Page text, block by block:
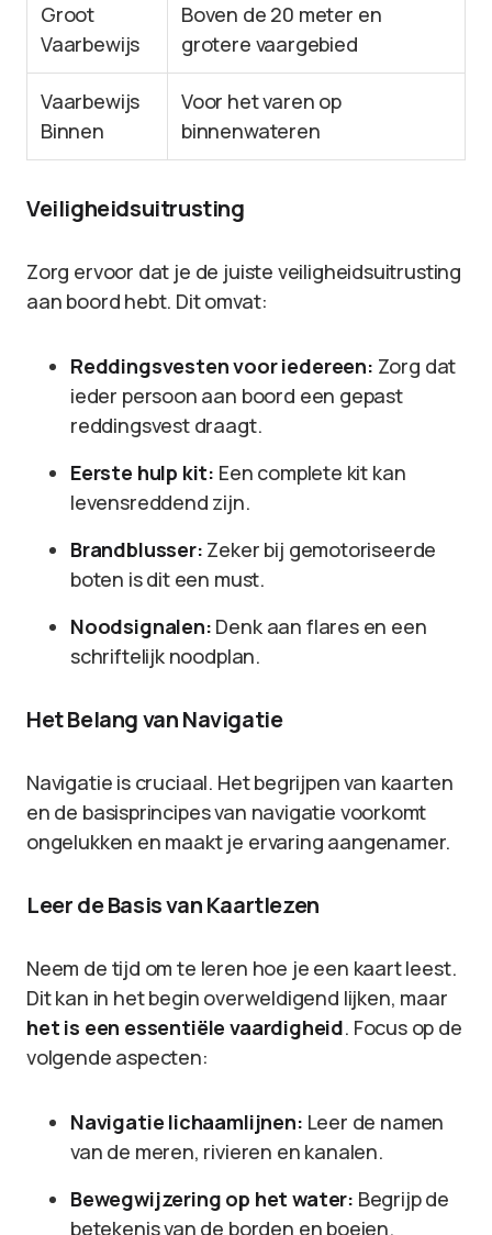
Groot
Vaarbewijs
Boven de 20 meter en
grotere vaargebied
Vaarbewijs
Binnen
Voor het varen op
binnenwateren
Veiligheidsuitrusting
Zorg ervoor dat je de juiste veiligheidsuitrusting
aan boord hebt. Dit omvat:
Reddingsvesten voor iedereen: Zorg dat
ieder persoon aan boord een gepast
reddingsvest draagt.
Eerste hulp kit: Een complete kit kan
levensreddend zijn.
Brandblusser: Zeker bij gemotoriseerde
boten is dit een must.
Noodsignalen: Denk aan flares en een
schriftelijk noodplan.
Het Belang van Navigatie
Navigatie is cruciaal. Het begrijpen van kaarten
en de basisprincipes van navigatie voorkomt
ongelukken en maakt je ervaring aangenamer.
Leer de Basis van Kaartlezen
Neem de tijd om te leren hoe je een kaart leest.
Dit kan in het begin overweldigend lijken, maar
het is een essentiële vaardigheid. Focus op de
volgende aspecten:
Navigatie lichaamlijnen: Leer de namen
van de meren, rivieren en kanalen.
Bewegwijzering op het water: Begrijp de
betekenis van de borden en boeien.